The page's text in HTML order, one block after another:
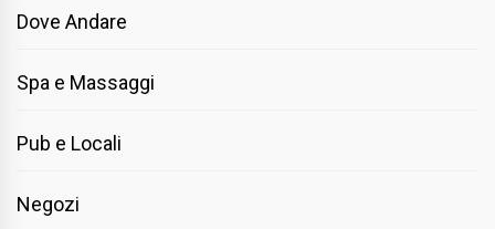
Dove Andare
Spa e Massaggi
Pub e Locali
Negozi